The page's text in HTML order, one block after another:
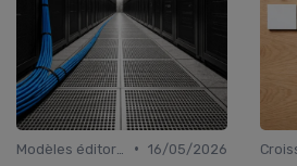
• 16/05/2026